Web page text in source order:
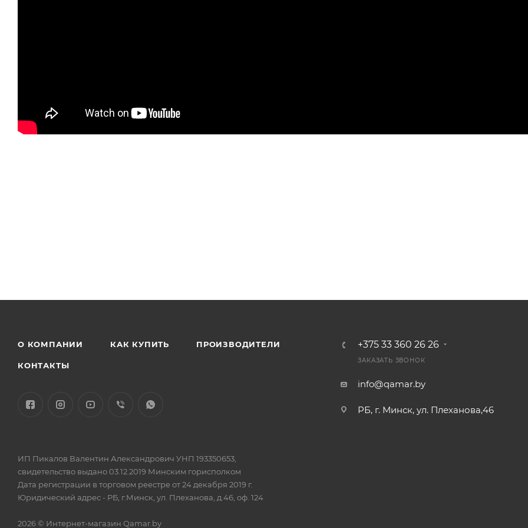
О КОМПАНИИ КАК КУПИТЬ ПРОИЗВОДИТЕЛИ
КОНТАКТЫ
+375 33 360 26 26
ЗАКАЗАТЬ ЗВОНОК
info@qamar.by
РБ, г. Минск, ул. Плеханова,46
ИП Пикалов Валентин Александрович УНП 193350653,
свидетельство выдано 03.12.2019 Минским горисполком
Дата регистрации в торговом реестре от 24 декабря 2019 г.
Юридический адрес - РБ, г.Минск, ул. Плеханова, д.46, оф. 124
2026 © Интернет-магазин Qamar.by